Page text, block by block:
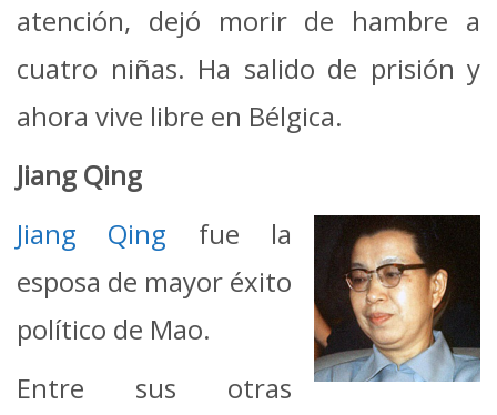
atención, dejó morir de hambre a
cuatro niñas. Ha salido de prisión y
ahora vive libre en Bélgica.
Jiang Qing
Jiang Qing fue la
esposa de mayor éxito
político de Mao.
Entre sus otras